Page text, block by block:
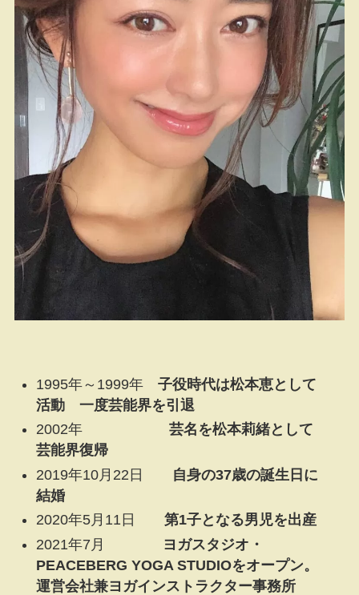
1995年～1999年 子役時代は松本恵として
活動 一度芸能界を引退
2002年 芸名を松本莉緒として
芸能界復帰
2019年10月22日
自身の37歳の誕生日に
結婚
2020年5月11日 第1子となる男児を出産
2021年7月
ヨガスタジオ・
PEACEBERG YOGA STUDIOをオープン。
運営会社兼ヨガインストラクター事務所